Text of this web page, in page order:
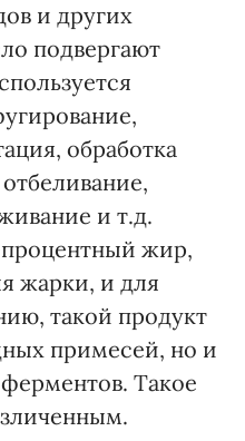
и других
подвергают
обработка
и т.д.
жир,
жарки, и для
такой продукт
примесей, но и
Такое